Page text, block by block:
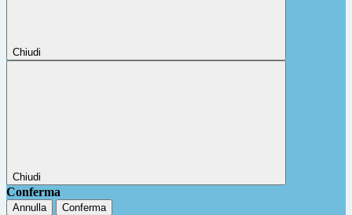
Chiudi
Chiudi
Conferma
Annulla Conferma